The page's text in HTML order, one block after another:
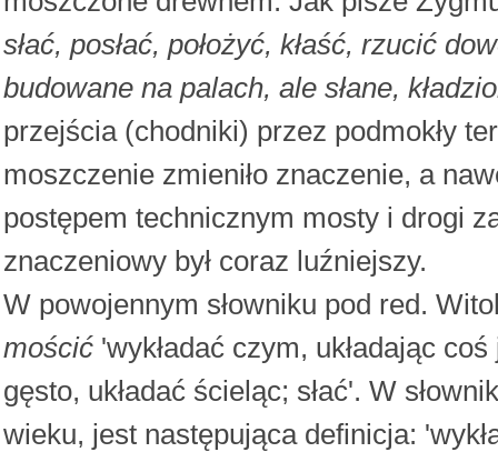
słać, posłać, położyć, kłaść, rzucić
budowane na palach, ale słane,
przejścia (chodniki) przez podmokły
moszczenie zmieniło znaczenie, a
postępem technicznym mosty i drogi
znaczeniowy był coraz luźniejszy.
W powojennym słowniku pod red.
mościć 'wykładać czym, układając
gęsto, układać ścieląc; słać'. W
wieku, jest następująca definicja: